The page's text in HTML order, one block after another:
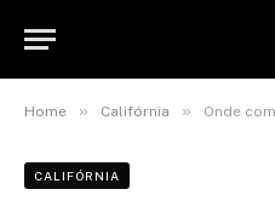
Home » Califórnia » Onde
CALIFÓRNIA